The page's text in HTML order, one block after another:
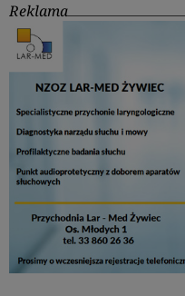
Reklama